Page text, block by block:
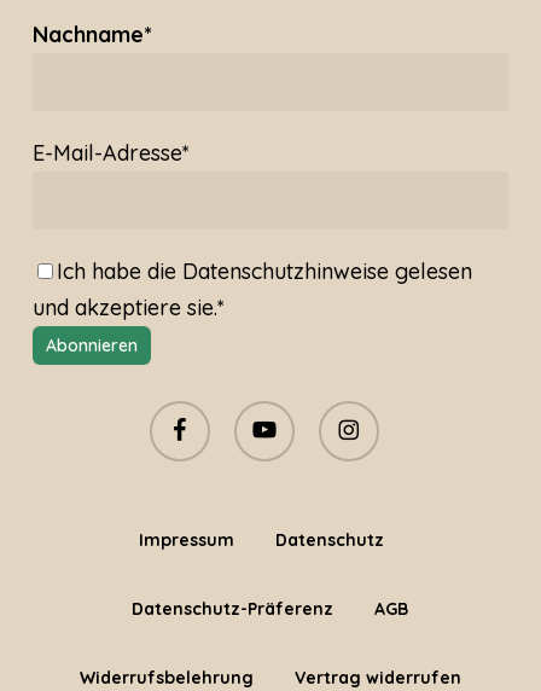
Nachname*
E-Mail-Adresse*
Ich habe die Datenschutzhinweisegelesen
und akzeptiere sie.*
facebook youtube instagram
Impressum Datenschutz
Datenschutz-Präferenz AGB
Widerrufsbelehrung Vertrag widerrufen